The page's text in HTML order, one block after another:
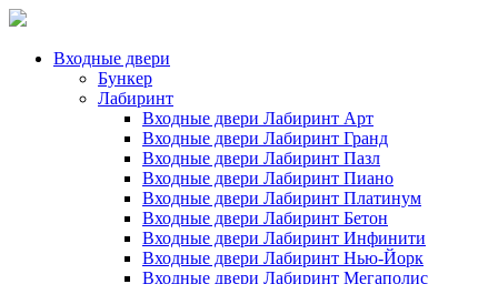
Входные двери
Бункер
Лабиринт
Входные двери Лабиринт Арт
Входные двери Лабиринт Гранд
Входные двери Лабиринт Пазл
Входные двери Лабиринт Пиано
Входные двери Лабиринт Платинум
Входные двери Лабиринт Бетон
Входные двери Лабиринт Инфинити
Входные двери Лабиринт Нью-Йорк
Входные двери Лабиринт Мегаполис